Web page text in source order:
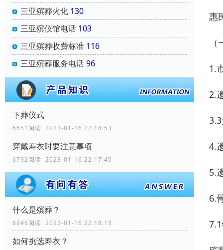
三亚殡葬火化 130
三亚殡仪馆电话 103
三亚殡葬收费标准 116
三亚殡葬服务电话96
下葬仪式
6651阅读 2023-01-16 22:18:53
穿戴寿衣时要注意事项
6792阅读 2023-01-16 22:17:45
什么是殡葬？
6846阅读 2023-01-16 22:18:15
如何挑选寿衣？
惠
1.
2.
4.
5.
6.